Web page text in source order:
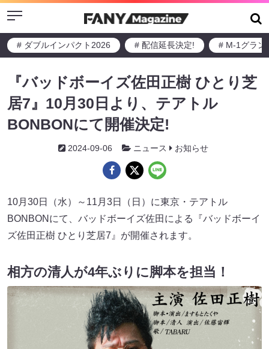
Menu
# ダブルインパクト2026 # 配信延長決定! # M-1グラン
『バッドボーイズ佐田正樹 ひとり芝
居7』10月30日より、テアトル
BONBONにて開催決定!
2024-09-06 ニュース お知らせ
10月30日（水）～11月3日（日）に東京・テアトル
BONBONにて、バッドボーイズ佐田による『バッドボーイ
ズ佐田正樹 ひとり芝居7』が開催されます。
相方の清人が4年ぶりに脚本を担当！